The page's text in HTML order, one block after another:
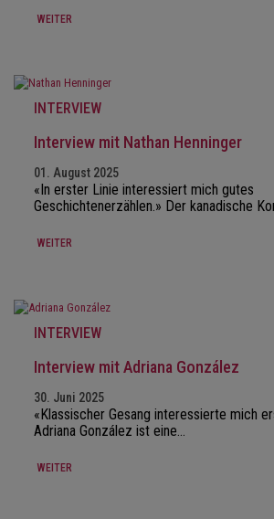
WEITER
INTERVIEW
Interview mit Nathan Henninger
01. August 2025
«In erster Linie interessiert mich gutes
Geschichtenerzählen.» Der kanadische
WEITER
INTERVIEW
Interview mit Adriana González
30. Juni 2025
«Klassischer Gesang interessierte mich
Adriana González ist eine…
WEITER